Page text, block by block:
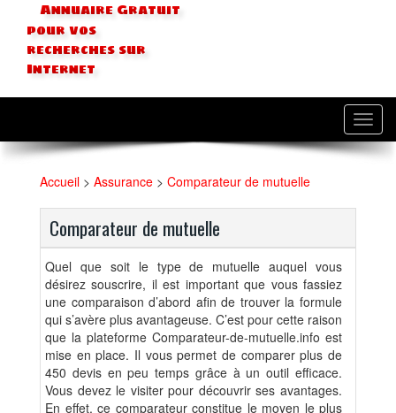
Annuaire Gratuit
pour vos
recherches sur
Internet
Accueil > Assurance > Comparateur de mutuelle
Comparateur de mutuelle
Quel que soit le type de mutuelle auquel vous
désirez souscrire, il est important que vous fassiez
une comparaison d’abord afin de trouver la formule
qui s’avère plus avantageuse. C’est pour cette raison
que la plateforme Comparateur-de-mutuelle.info est
mise en place. Il vous permet de comparer plus de
450 devis en peu temps grâce à un outil efficace.
Vous devez le visiter pour découvrir ses avantages.
En effet, ce comparateur constitue le moyen le plus